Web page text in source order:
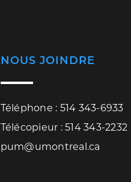
NOUS JOINDRE
Téléphone : 514 343-6933
Télécopieur : 514 343-2232
pum@umontreal.ca